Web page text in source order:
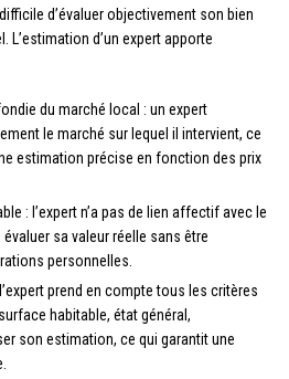
d’évaluer objectivement son bien
L’estimation d’un expert apporte
du marché local : un expert
le marché sur lequel il intervient, ce
estimation précise en fonction des prix
: l’expert n’a pas de lien affectif avec le
sa valeur réelle sans être
personnelles.
prend en compte tous les critères
habitable, état général,
son estimation, ce qui garantit une